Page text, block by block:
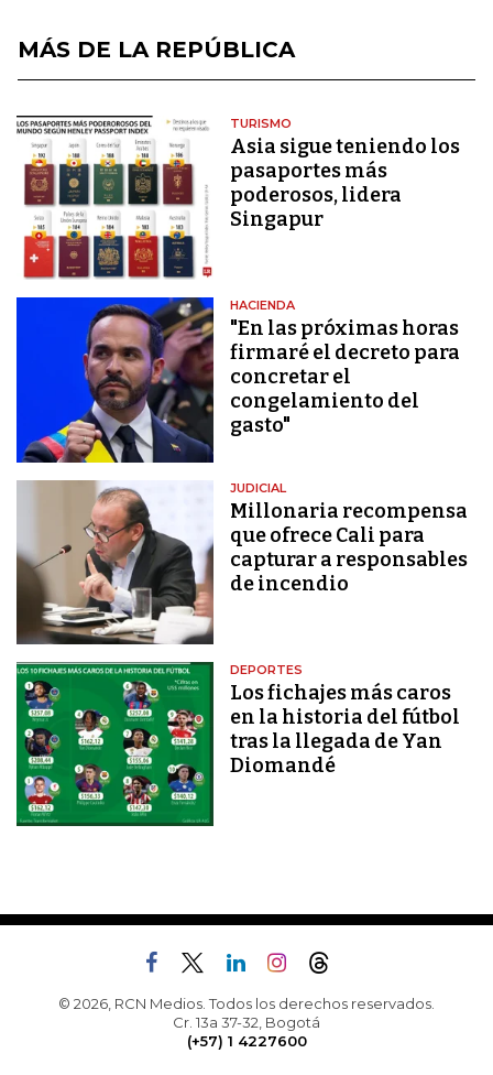
MÁS DE LA REPÚBLICA
TURISMO
Asia sigue teniendo los
pasaportes más
poderosos, lidera
Singapur
HACIENDA
"En las próximas horas
firmaré el decreto para
concretar el
congelamiento del
gasto"
JUDICIAL
Millonaria recompensa
que ofrece Cali para
capturar a responsables
de incendio
DEPORTES
Los fichajes más caros
en la historia del fútbol
tras la llegada de Yan
Diomandé
© 2026, RCN Medios. Todos los derechos reservados.
Cr. 13a 37-32, Bogotá
(+57) 1 4227600